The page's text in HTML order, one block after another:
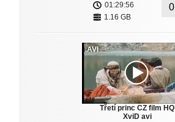
01:29:56
1.16 GB
0
.AVI
Třetí princ CZ film HQ
XviD avi